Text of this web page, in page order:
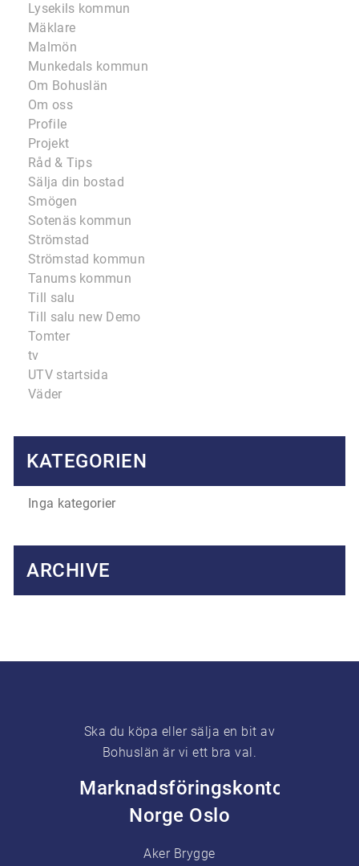
Lysekils kommun
Mäklare
Malmön
Munkedals kommun
Om Bohuslän
Om oss
Profile
Projekt
Råd & Tips
Sälja din bostad
Smögen
Sotenäs kommun
Strömstad
Strömstad kommun
Tanums kommun
Till salu
Till salu new Demo
Tomter
tv
UTV startsida
Väder
KATEGORIEN
Inga kategorier
ARCHIVE
Ska du köpa eller sälja en bit av
Bohuslän är vi ett bra val.
Marknadsföringskontor
Norge Oslo
Aker Brygge